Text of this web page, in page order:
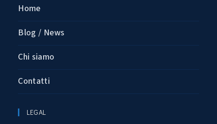
Home
Blog / News
Chi siamo
Contatti
LEGAL